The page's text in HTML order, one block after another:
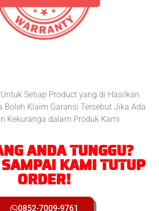
Setiap Product yang di Hasilkan
Boleh Klaim Garansi Tersebut Jika Ada
Kekuranga dalam Produk Kami
ANDA TUNGGU?
KAMI TUTUP
ORDER!
0852-7009-9761